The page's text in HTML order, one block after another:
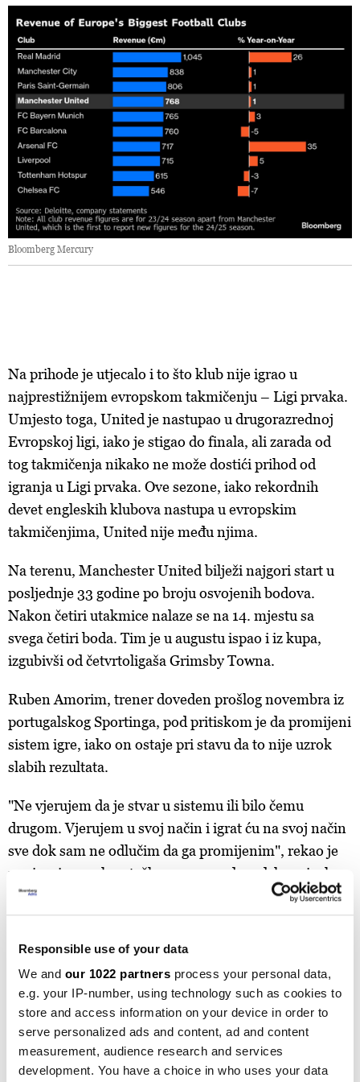
Responsible use of your data
We and our 1022 partners process your personal data,
e.g. your IP-number, using technology such as cookies to
store and access information on your device in order to
serve personalized ads and content, ad and content
measurement, audience research and services
development. You have a choice in who uses your data
Bloomberg Mercury
Na prihode je utjecalo i to što klub nije igrao u
najprestižnijem evropskom takmičenju – Ligi prvaka.
Umjesto toga, United je nastupao u drugorazrednoj
Evropskoj ligi, iako je stigao do finala, ali zarada od
tog takmičenja nikako ne može dostići prihod od
igranja u Ligi prvaka. Ove sezone, iako rekordnih
devet engleskih klubova nastupa u evropskim
takmičenjima, United nije među njima.
Na terenu, Manchester United bilježi najgori start u
posljednje 33 godine po broju osvojenih bodova.
Nakon četiri utakmice nalaze se na 14. mjestu sa
svega četiri boda. Tim je u augustu ispao i iz kupa,
izgubivši od četvrtoligaša Grimsby Towna.
Ruben Amorim, trener doveden prošlog novembra iz
portugalskog Sportinga, pod pritiskom je da promijeni
sistem igre, iako on ostaje pri stavu da to nije uzrok
slabih rezultata.
"Ne vjerujem da je stvar u sistemu ili bilo čemu
drugom. Vjerujem u svoj način i igrat ću na svoj način
sve dok sam ne odlučim da ga promijenim", rekao je
novinarima nakon teškog poraza od gradskog rivala
Manchester Cityja prošle sedmice.
potrošivši navodno 250,7 miliona eura na nova
pojačanja, čime su dodatno povećani ionako visoki
dugovi. Samo 74,2 miliona eura vraćeno je kroz
prodaje igrača, među kojima prednjači odlazak
Alejandra Garnacha.